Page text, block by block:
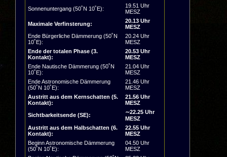
Sonnenuntergang (50˚N 10˚E):
19.51 Uhr
MESZ
Maximale Verfinsterung:
20.13 Uhr
MESZ
Ende Bürgerliche Dämmerung (50˚N
10˚E):
20.24 Uhr
MESZ
Ende der totalen Phase (3.
Kontakt):
20.53 Uhr
MESZ
Ende Nautische Dämmerung (50˚N
10˚E):
21.04 Uhr
MESZ
Ende Astronomische Dämmerung
(50˚N 10˚E):
21.46 Uhr
MESZ
Austritt aus dem Kernschatten (5.
Kontakt):
21.56 Uhr
MESZ
Sichtbarkeitsende (SE):
∼22.25 Uhr
MESZ
Austritt aus dem Halbschatten (6.
Kontakt):
22.55 Uhr
MESZ
Beginn Astronomische Dämmerung
(50˚N 10˚E):
04.50 Uhr
MESZ